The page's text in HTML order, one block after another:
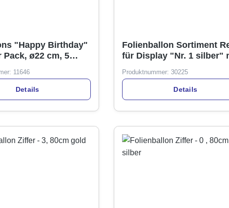
"Happy Birthday"
Pack, ø22 cm, 5
11646
Details
Folienballon Sortiment
für Display "Nr. 1 silber"
Produktnummer: 30225
Details